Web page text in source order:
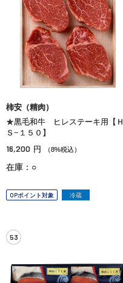
柿安（精肉）
★黒毛和牛 ヒレステーキ用【Ｈ
Ｓ−１５０】
16,200 円 （8%税込）
在庫：○
OPポイント対象 冷蔵
53